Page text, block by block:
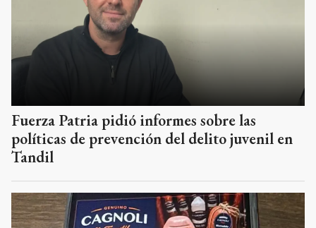
Fuerza Patria pidió informes sobre las
políticas de prevención del delito juvenil en
Tandil